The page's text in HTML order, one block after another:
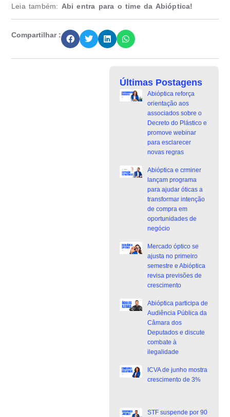
Leia também: Abi entra para o time da Abióptica!
Compartilhar :
Últimas Postagens
Abióptica reforça
orientação aos
associados sobre o
Decreto do Plástico e
promove webinar
para esclarecer
novas regras
Abióptica e crminer
lançam programa
para ajudar óticas a
transformar intenção
de compra em
oportunidades de
negócio
Mercado óptico se
ajusta no primeiro
semestre e Abióptica
revisa previsões de
crescimento
Abióptica participa de
Audiência Pública da
Câmara dos
Deputados e discute
combate à
ilegalidade
ICVA de junho mostra
crescimento de 3%
STF suspende por 90